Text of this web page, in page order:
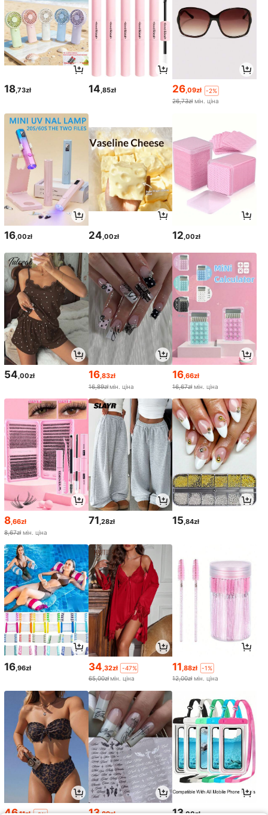
18,73zł 14,85zł 26,09zł
-2%
26,73zł мін. ціна
16 ,00zł 24 ,00zł 12 ,00zł
54,00zł 16,83zł
16,89złмін. ціна
16,66zł
16,67zł мін. ціна
8,66zł
8,67zł мін. ціна
71,28zł 15,84zł
16 ,96zł 34 ,32zł
-47%
65,00złмін. ціна
11 ,88zł
-1%
12,00zł мін. ціна
46 13 13